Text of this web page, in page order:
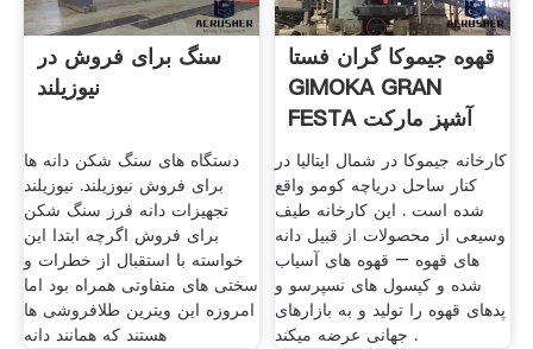
سنگ برای فروش در
نیوزیلند
دستگاه های سنگ شکن دانه ها
برای فروش نیوزیلند. نیوزیلند
تجهیزات دانه فرز سنگ شکن
برای فروش اگرچه ابتدا این
خواسته با استقبال از خطرات و
سختی های متفاوتی همراه بود اما
امروزه این ویترین طلافروشی ها
هستند که همانند دانه
قهوه جیموکا گران فستا
GIMOKA GRAN
FESTA آشپز مارکت
کارخانه جیموکا در شمال ایتالیا در
کنار ساحل دریاچه کومو واقع
شده است . این کارخانه طیف
وسیعی از محصولات از قبیل دانه
های قهوه – قهوه های آسیاب
شده و کپسول های نسپرسو و
پدهای قهوه را تولید و به بازارهای
جهانی عرضه میکند .